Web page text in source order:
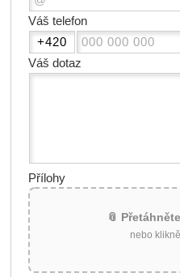
Váš telefon
Váš dotaz
Přílohy
📎
nebo